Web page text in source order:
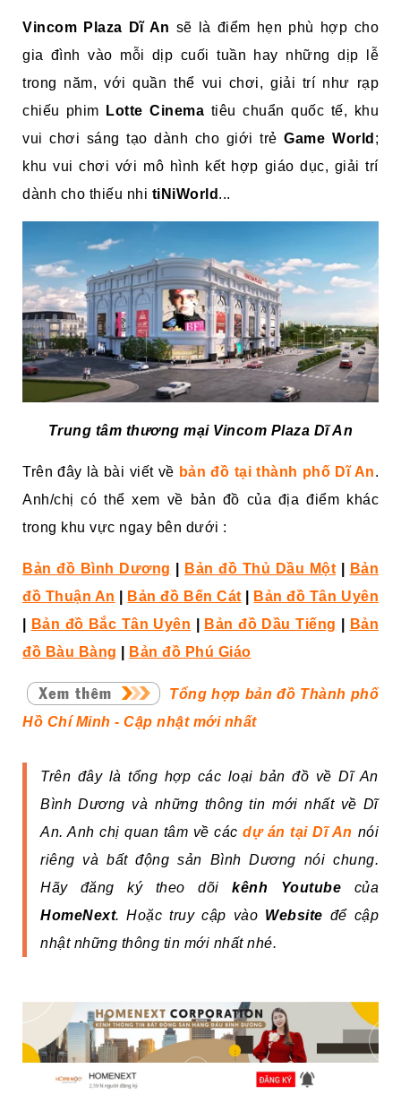
Vincom Plaza Dĩ An sẽ là điểm hẹn phù hợp cho
gia đình vào mỗi dịp cuối tuần hay những dịp lễ
trong năm, với quần thể vui chơi, giải trí như rạp
chiếu phim
Lotte Cinema tiêu chuẩn quốc tế, khu
vui chơi sáng tạo dành cho giới trẻGame World ;
khu vui chơi với mô hình kết hợp giáo dục, giải trí
dành cho thiếu nhi tiNiWorld ...
Trung tâm thương mại Vincom Plaza Dĩ An
Trên đây là bài viết về bản đồ tại thành phố Dĩ An.
Anh/chị có thể xem về bản đồ của địa điểm khác
trong khu vực ngay bên dưới :
Bản đồ Bình Dương Bản đồ Thủ Dầu Một
Bản
đồ Thuận An
Bản đồ Bến Cát
Bản đồ Tân Uyên
Bản đồ Bắc Tân Uyên Bản đồ Dầu Tiếng
Bản
đồ Bàu Bàng
Bản đồ Phú Giáo
Tổng hợp bản đồ Thành phố
Hồ Chí Minh - Cập nhật mới nhất
Trên đây là tổng hợp các loại bản đồ về Dĩ An
Bình Dương và những thông tin mới nhất về Dĩ
An. Anh chị quan tâm về cácdự án tại Dĩ An nói
riêng và bất động sản Bình Dương nói chung.
Hãy đăng ký theo dõikênh Youtube của
HomeNext. Hoặc truy cập vào Website để cập
nhật những thông tin mới nhất nhé.